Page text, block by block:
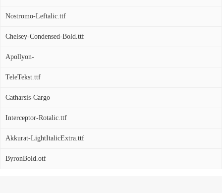
Nostromo-Leftalic.ttf
Chelsey-Condensed-Bold.ttf
Apollyon-
TeleTekst.ttf
Catharsis-Cargo
Interceptor-Rotalic.ttf
Akkurat-LightItalicExtra.ttf
ByronBold.otf